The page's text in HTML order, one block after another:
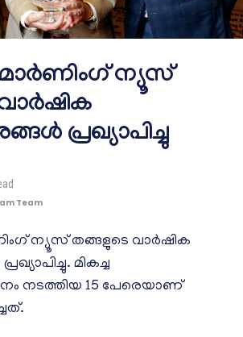
ന്യൂസ്
പ്രഖ്യാപിച്ചു
Team
ന്യൂസ് തങ്ങളുടെ വാർഷിക
മികച്ച
നടത്തിയ 15 പേരെയാണ്